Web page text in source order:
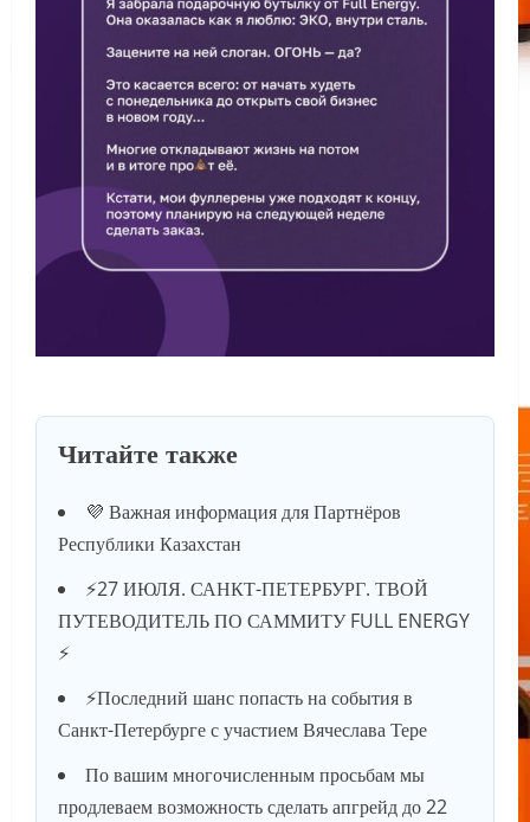
Читайте также
💜 Важная информация для Партнёров
Республики Казахстан
⚡️27 ИЮЛЯ. САНКТ-ПЕТЕРБУРГ. ТВОЙ
ПУТЕВОДИТЕЛЬ ПО САММИТУ FULL ENERGY
⚡️
⚡️Последний шанс попасть на события в
Санкт-Петербурге с участием Вячеслава Тере
По вашим многочисленным просьбам мы
продлеваем возможность сделать апгрейд до 22